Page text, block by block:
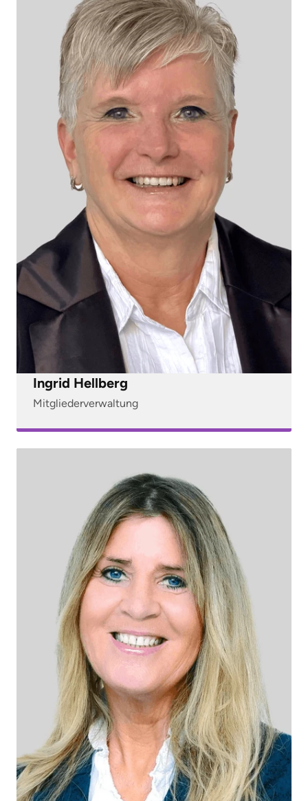
Ingrid Hellberg
Mitgliederverwaltung